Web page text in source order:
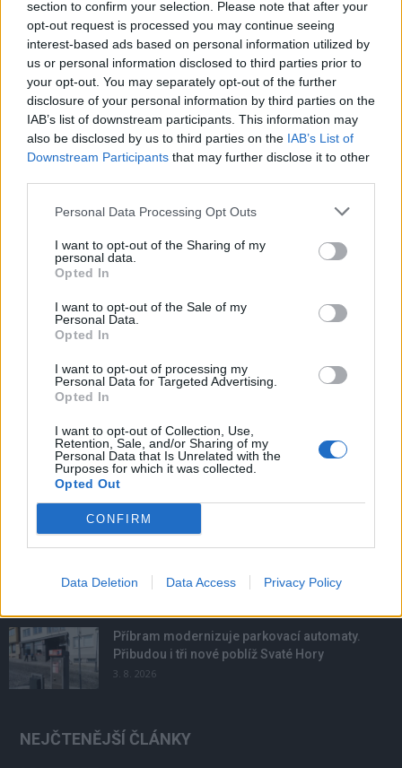
section to confirm your selection. Please note that after your
opt-out request is processed you may continue seeing
interest-based ads based on personal information utilized by
us or personal information disclosed to third parties prior to
your opt-out. You may separately opt-out of the further
disclosure of your personal information by third parties on the
IAB’s list of downstream participants. This information may
also be disclosed by us to third parties on the IAB’s List of
Downstream Participants that may further disclose it to other
Personal Data Processing Opt Outs
I want to opt-out of the Sharing of my
personal data.
Opted In
I want to opt-out of the Sale of my
Personal Data.
Opted In
I want to opt-out of processing my
Personal Data for Targeted Advertising.
Opted In
I want to opt-out of Collection, Use,
Retention, Sale, and/or Sharing of my
Personal Data that Is Unrelated with the
Purposes for which it was collected.
Opted Out
CONFIRM
Data Deletion Data Access Privacy Policy
Sedlčansko
Chlumec. Návštěvníci uvidí tradiční
řemesla i novinky
NOVINKY
Obděnice vzpomínaly na filmovou legendu
6. 8. 2026
Většina koupališť na Příbramsku nabízí výborné
4. 8. 2026
Příbram modernizuje parkovací automaty.
Přibudou i tři nové poblíž Svaté Hory
3. 8. 2026
NEJČTENĚJŠÍ ČLÁNKY